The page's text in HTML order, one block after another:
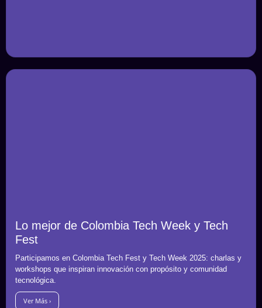
Lo mejor de Colombia Tech Week y Tech
Fest
Participamos en Colombia Tech Fest y Tech Week 2025: charlas y
workshops que inspiran innovación con propósito y comunidad
tecnológica.
Ver Más ›